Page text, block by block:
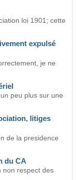
loi 1901; cette
expulsé
je ne
peu plus sur une
litiges
de la presidence
du CA
non respect des